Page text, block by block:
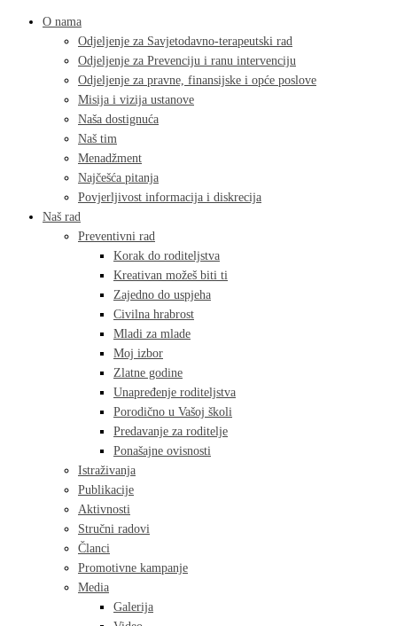
O nama
Odjeljenje za Savjetodavno-terapeutski rad
Odjeljenje za Prevenciju i ranu intervenciju
Odjeljenje za pravne, finansijske i opće poslove
Misija i vizija ustanove
Naša dostignuća
Naš tim
Menadžment
Najčešća pitanja
Povjerljivost informacija i diskrecija
Naš rad
Preventivni rad
Korak do roditeljstva
Kreativan možeš biti ti
Zajedno do uspjeha
Civilna hrabrost
Mladi za mlade
Moj izbor
Zlatne godine
Unapređenje roditeljstva
Porodično u Vašoj školi
Predavanje za roditelje
Ponašajne ovisnosti
Istraživanja
Publikacije
Aktivnosti
Stručni radovi
Članci
Promotivne kampanje
Media
Galerija